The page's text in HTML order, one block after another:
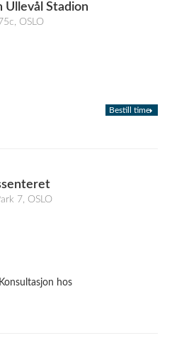
Ullevål Stadion
OSLO
Bestill time
7, OSLO
hos